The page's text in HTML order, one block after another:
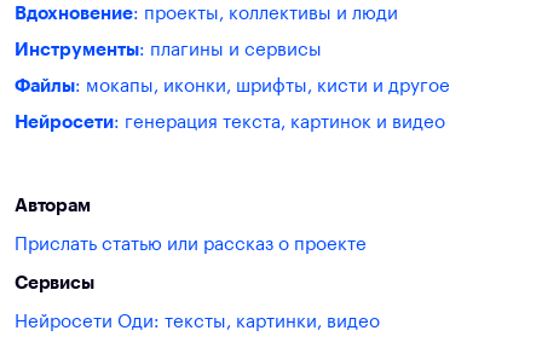
Вдохновение: проекты, коллективы и люди
Инструменты: плагины и сервисы
Файлы: мокапы, иконки, шрифты, кисти и другое
Нейросети: генерация текста, картинок и видео
Авторам
Прислать статью или рассказ о проекте
Сервисы
Нейросети Оди: тексты, картинки, видео